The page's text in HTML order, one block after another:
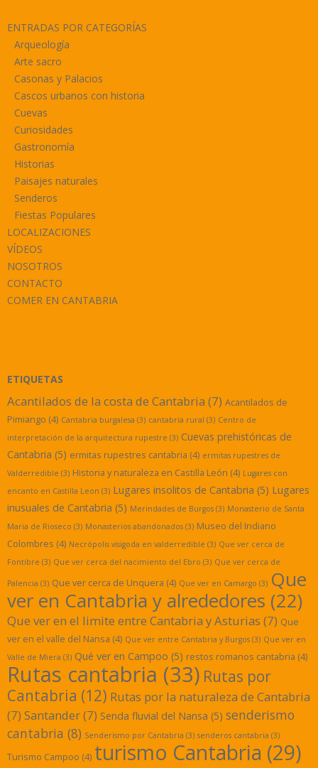
ENTRADAS POR CATEGORÍAS
Arqueología
Arte sacro
Casonas y Palacios
Cascos urbanos con historia
Cuevas
Curiosidades
Gastronomía
Historias
Paisajes naturales
Senderos
Fiestas Populares
LOCALIZACIONES
VÍDEOS
NOSOTROS
CONTACTO
COMER EN CANTABRIA
ETIQUETAS
Acantilados de la costa de Cantabria (7) Acantilados de
Pimiango (4) Cantabria burgalesa (3) cantabria rural (3) Centro de
interpretación de la arquitectura rupestre (3) Cuevas prehistóricas de
Cantabria (5) ermitas rupestres cantabria (4) ermitas rupestres de
Valderredible (3) Historia y naturaleza en Castilla León (4) Lugares con
encanto en Castilla Leon (3) Lugares insolitos de Cantabria (5) Lugares
inusuales de Cantabria (5) Merindades de Burgos (3) Monasterio de Santa
Maria de Rioseco (3) Monasterios abandonados (3) Museo del Indiano
Colombres (4) Necrópolis visigoda en valderredible (3) Que ver cerca de
Fontibre (3) Que ver cerca del nacimiento del Ebro (3) Que ver cerca de
Palencia (3) Que ver cerca de Unquera (4) Que ver en Camargo (3) Que
ver en Cantabria y alrededores (22)
Que ver en el limite entre Cantabria y Asturias (7) Que
ver en el valle del Nansa (4) Que ver entre Cantabria y Burgos (3) Que ver en
Valle de Miera (3) Qué ver en Campoo (5) restos romanos cantabria (4)
Rutas cantabria (33) Rutas por
Cantabria (12) Rutas por la naturaleza de Cantabria
(7) Santander(7) Senda fluvial del Nansa (5) senderismo
cantabria (8) Senderismo por Cantabria (3) senderos cantabria (3)
Turismo Campoo (4) turismo Cantabria (29)